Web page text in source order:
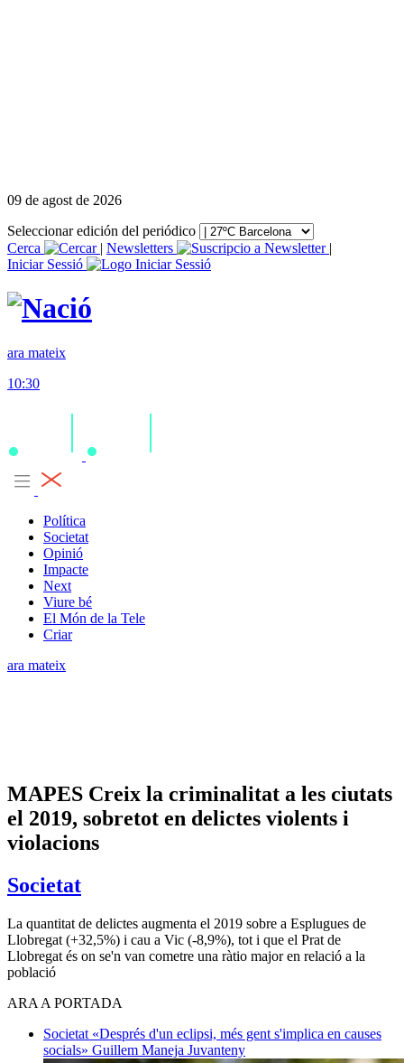
09 de agost de 2026
Seleccionar edición del periódico
Cerca
| Newsletters
|
Iniciar Sessió
ara mateix
10:30
Política
Societat
Opinió
Impacte
Next
Viure bé
El Món de la Tele
Criar
ara mateix
MAPES Creix la criminalitat a les ciutats
el 2019, sobretot en delictes violents i
violacions
Societat
La quantitat de delictes augmenta el 2019 sobre a Esplugues de
Llobregat (+32,5%) i cau a Vic (-8,9%), tot i que el Prat de
Llobregat és on se'n van cometre una ràtio major en relació a la
població
ARA A PORTADA
Societat «Després d'un eclipsi, més gent s'implica en causes
socials» Guillem Maneja Juvanteny